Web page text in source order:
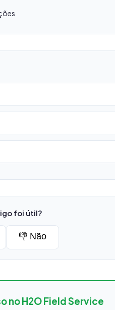
foi útil?
👎 Não
no H2O Field Service